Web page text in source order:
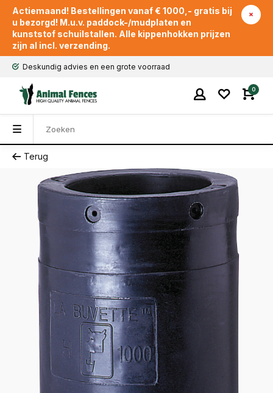
Actiemaand! Bestellingen vanaf € 1000,- gratis bij
u bezorgd! M.u.v. paddock-/mudplaten en
kunststof schuilstallen. Alle kippenhokken prijzen
zijn al incl. verzending.
Deskundig advies en een grote voorraad
0
Terug